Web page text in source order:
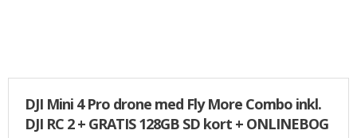
DJI Mini 4 Pro drone med Fly More Combo inkl.
DJI RC 2 + GRATIS 128GB SD kort + ONLINEBOG